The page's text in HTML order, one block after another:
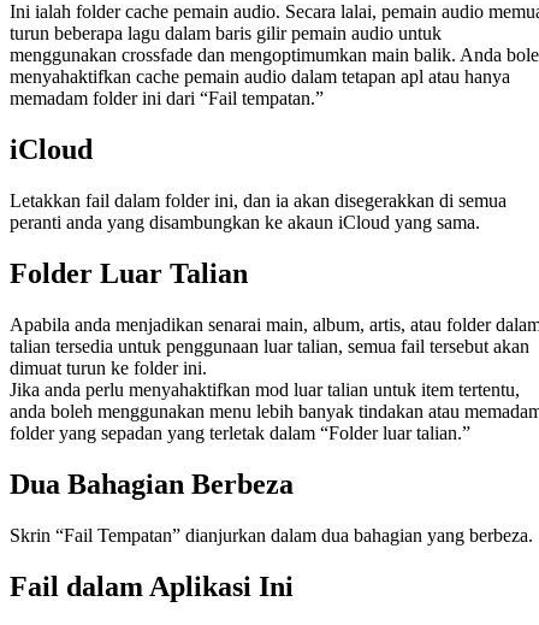
Ini ialah folder cache pemain audio. Secara lalai, pemain audio
turun beberapa lagu dalam baris gilir pemain audio untuk
menggunakan crossfade dan mengoptimumkan main balik. Anda
menyahaktifkan cache pemain audio dalam tetapan apl atau hanya
memadam folder ini dari “Fail tempatan.”
iCloud
Letakkan fail dalam folder ini, dan ia akan disegerakkan di semua
peranti anda yang disambungkan ke akaun iCloud yang sama.
Folder Luar Talian
Apabila anda menjadikan senarai main, album, artis, atau folder
talian tersedia untuk penggunaan luar talian, semua fail tersebut akan
dimuat turun ke folder ini.
Jika anda perlu menyahaktifkan mod luar talian untuk item tertentu,
anda boleh menggunakan menu lebih banyak tindakan atau
folder yang sepadan yang terletak dalam “Folder luar talian.”
Dua Bahagian Berbeza
Skrin “Fail Tempatan” dianjurkan dalam dua bahagian yang berbeza.
Fail dalam Aplikasi Ini